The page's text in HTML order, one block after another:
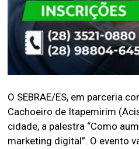
O SEBRAE/ES, em parceria
Cachoeiro de Itapemirim
cidade, a palestra “Como
marketing digital”. O evento